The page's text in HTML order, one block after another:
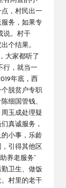
，村民出一
务，如果专
说。村干
个结果。
大家都听了
行，就当一
年底，西
脱贫户专职
细国管钱、
玉成处理疑
真诚服务，
小事，乐龄
引得其他区
养老服务”
卫生、做饭
村里的老干